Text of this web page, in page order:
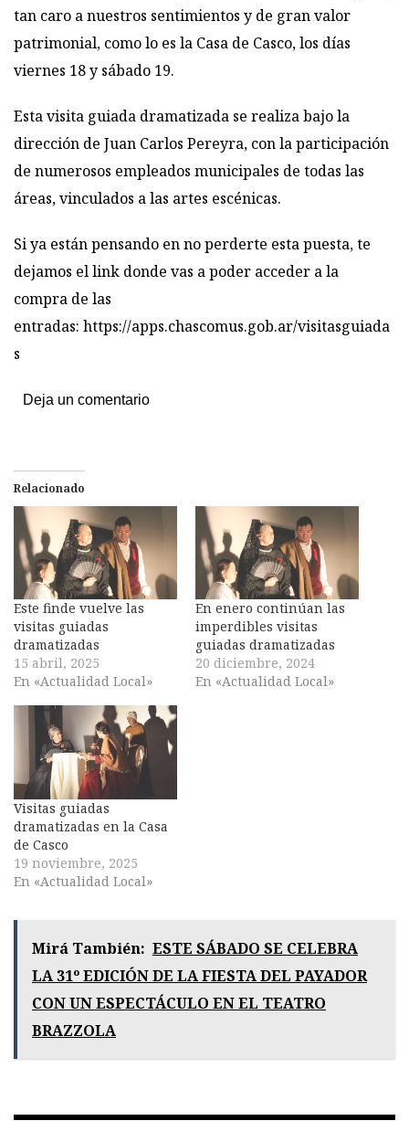
tan caro a nuestros sentimientos y de gran valor
patrimonial, como lo es la Casa de Casco, los días
viernes 18 y sábado 19.
Esta visita guiada dramatizada se realiza bajo la
dirección de Juan Carlos Pereyra, con la participación
de numerosos empleados municipales de todas las
áreas, vinculados a las artes escénicas.
Si ya están pensando en no perderte esta puesta, te
dejamos el link donde vas a poder acceder a la
compra de las
entradas: https://apps.chascomus.gob.ar/visitasguiada
s
Deja un comentario
Relacionado
Este finde vuelve las
visitas guiadas
dramatizadas
15 abril, 2025
En «Actualidad Local»
En enero continúan las
imperdibles visitas
guiadas dramatizadas
20 diciembre, 2024
En «Actualidad Local»
Visitas guiadas
dramatizadas en la Casa
de Casco
19 noviembre, 2025
En «Actualidad Local»
Mirá También: ESTE SÁBADO SE CELEBRA
LA 31º EDICIÓN DE LA FIESTA DEL PAYADOR
CON UN ESPECTÁCULO EN EL TEATRO
BRAZZOLA